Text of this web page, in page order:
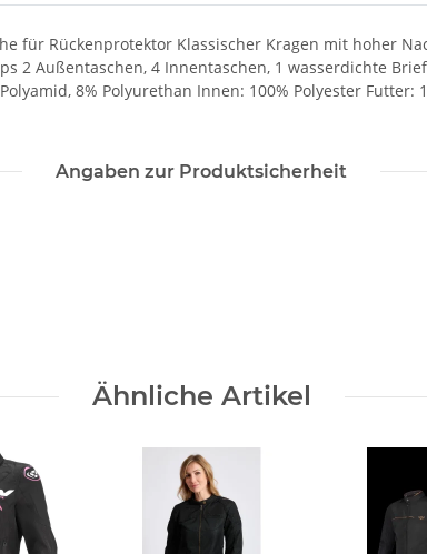
für Rückenprotektor Klassischer Kragen mit hoher
2 Außentaschen, 4 Innentaschen, 1 wasserdichte
8% Polyurethan Innen: 100% Polyester Futter:
Angaben zur Produktsicherheit
Ähnliche Artikel